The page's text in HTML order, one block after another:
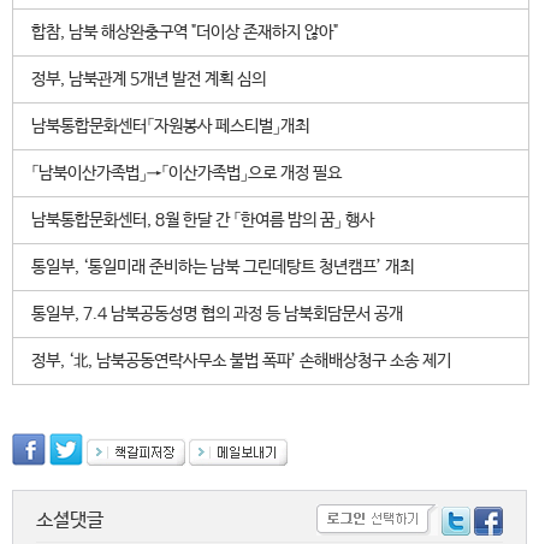
합참, 남북 해상완충구역 "더이상 존재하지 않아"
정부, 남북관계 5개년 발전 계획 심의
남북통합문화센터「자원봉사 페스티벌」개최
「남북이산가족법」→「이산가족법」으로 개정 필요
남북통합문화센터, 8월 한달 간 「한여름 밤의 꿈」 행사
통일부, ‘통일미래 준비하는 남북 그린데탕트 청년캠프’ 개최
통일부, 7.4 남북공동성명 협의 과정 등 남북회담문서 공개
정부, ‘北, 남북공동연락사무소 불법 폭파’ 손해배상청구 소송 제기
소셜댓글